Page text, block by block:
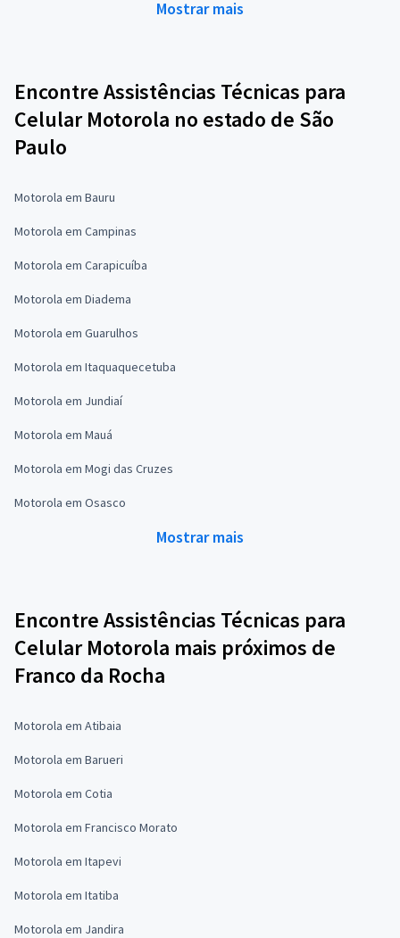
Mostrar mais
Encontre Assistências Técnicas para
Celular Motorola no estado de São
Paulo
Motorola em Bauru
Motorola em Campinas
Motorola em Carapicuíba
Motorola em Diadema
Motorola em Guarulhos
Motorola em Itaquaquecetuba
Motorola em Jundiaí
Motorola em Mauá
Motorola em Mogi das Cruzes
Motorola em Osasco
Mostrar mais
Encontre Assistências Técnicas para
Celular Motorola mais próximos de
Franco da Rocha
Motorola em Atibaia
Motorola em Barueri
Motorola em Cotia
Motorola em Francisco Morato
Motorola em Itapevi
Motorola em Itatiba
Motorola em Jandira